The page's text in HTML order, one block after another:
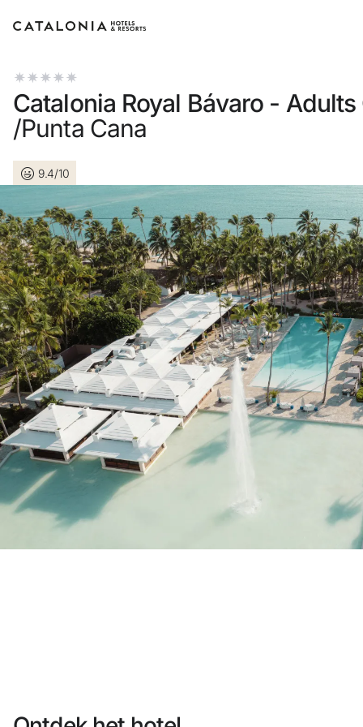
Log in op je account
Log in
Wachtwoord vergeten?
of gebruik een van deze
Aanmelden met Google
Sessie beginnen met enkel e-
Heb je nog geen account?
Een account aanmaken
Geniet van de voordelen om deel uit te maken
Gegarandeerd de beste prijs
Catalonia Royal Bávaro - Adults
/Punta Cana
9.4/10